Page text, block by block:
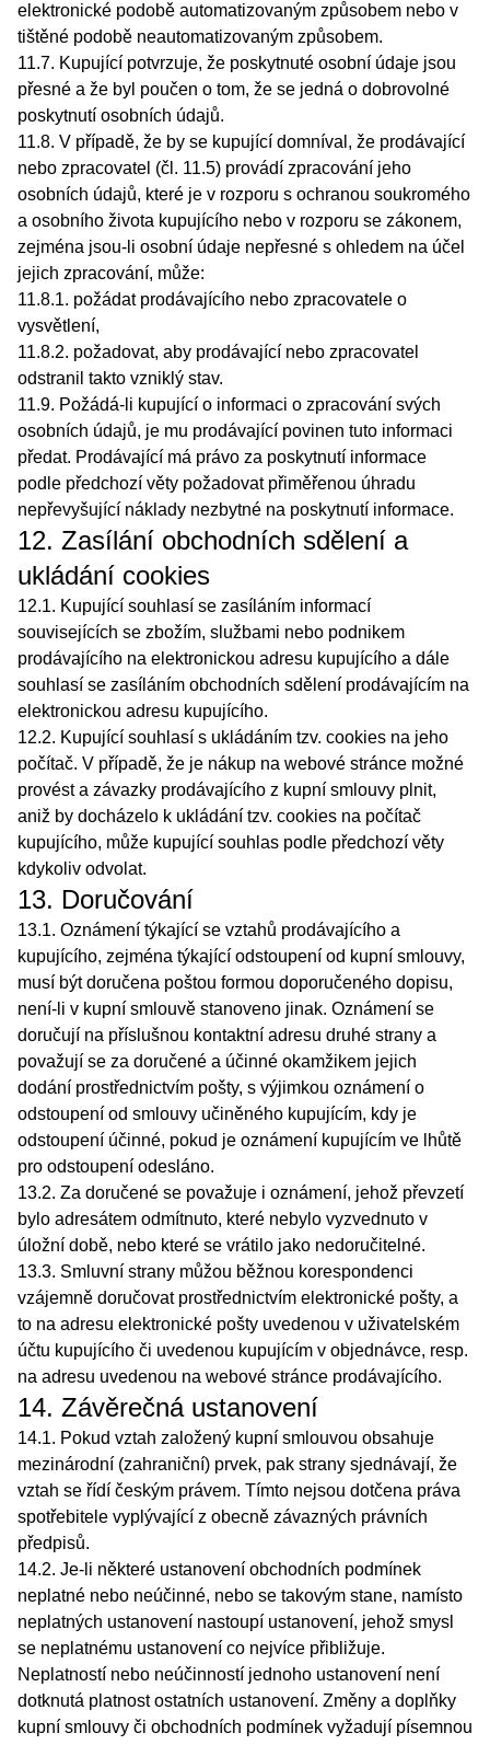
elektronické podobě automatizovaným způsobem nebo v
tištěné podobě neautomatizovaným způsobem.
11.7. Kupující potvrzuje, že poskytnuté osobní údaje jsou
přesné a že byl poučen o tom, že se jedná o dobrovolné
poskytnutí osobních údajů.
11.8. V případě, že by se kupující domníval, že prodávající
nebo zpracovatel (čl. 11.5) provádí zpracování jeho
osobních údajů, které je v rozporu s ochranou soukromého
a osobního života kupujícího nebo v rozporu se zákonem,
zejména jsou-li osobní údaje nepřesné s ohledem na účel
jejich zpracování, může:
11.8.1. požádat prodávajícího nebo zpracovatele o
vysvětlení,
11.8.2. požadovat, aby prodávající nebo zpracovatel
odstranil takto vzniklý stav.
11.9. Požádá-li kupující o informaci o zpracování svých
osobních údajů, je mu prodávající povinen tuto informaci
předat. Prodávající má právo za poskytnutí informace
podle předchozí věty požadovat přiměřenou úhradu
nepřevyšující náklady nezbytné na poskytnutí informace.
12. Zasílání obchodních sdělení a
ukládání cookies
12.1. Kupující souhlasí se zasíláním informací
souvisejících se zbožím, službami nebo podnikem
prodávajícího na elektronickou adresu kupujícího a dále
souhlasí se zasíláním obchodních sdělení prodávajícím na
elektronickou adresu kupujícího.
12.2. Kupující souhlasí s ukládáním tzv. cookies na jeho
počítač. V případě, že je nákup na webové stránce možné
provést a závazky prodávajícího z kupní smlouvy plnit,
aniž by docházelo k ukládání tzv. cookies na počítač
kupujícího, může kupující souhlas podle předchozí věty
kdykoliv odvolat.
13. Doručování
13.1. Oznámení týkající se vztahů prodávajícího a
kupujícího, zejména týkající odstoupení od kupní smlouvy,
musí být doručena poštou formou doporučeného dopisu,
není-li v kupní smlouvě stanoveno jinak. Oznámení se
doručují na příslušnou kontaktní adresu druhé strany a
považují se za doručené a účinné okamžikem jejich
dodání prostřednictvím pošty, s výjimkou oznámení o
odstoupení od smlouvy učiněného kupujícím, kdy je
odstoupení účinné, pokud je oznámení kupujícím ve lhůtě
pro odstoupení odesláno.
13.2. Za doručené se považuje i oznámení, jehož převzetí
bylo adresátem odmítnuto, které nebylo vyzvednuto v
úložní době, nebo které se vrátilo jako nedoručitelné.
13.3. Smluvní strany můžou běžnou korespondenci
vzájemně doručovat prostřednictvím elektronické pošty, a
to na adresu elektronické pošty uvedenou v uživatelském
účtu kupujícího či uvedenou kupujícím v objednávce, resp.
na adresu uvedenou na webové stránce prodávajícího.
14. Závěrečná ustanovení
14.1. Pokud vztah založený kupní smlouvou obsahuje
mezinárodní (zahraniční) prvek, pak strany sjednávají, že
vztah se řídí českým právem. Tímto nejsou dotčena práva
spotřebitele vyplývající z obecně závazných právních
předpisů.
14.2. Je-li některé ustanovení obchodních podmínek
neplatné nebo neúčinné, nebo se takovým stane, namísto
neplatných ustanovení nastoupí ustanovení, jehož smysl
se neplatnému ustanovení co nejvíce přibližuje.
Neplatností nebo neúčinností jednoho ustanovení není
dotknutá platnost ostatních ustanovení. Změny a doplňky
kupní smlouvy či obchodních podmínek vyžadují písemnou